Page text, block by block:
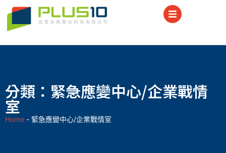
分類：緊急應變中心/企業戰情
室
Home - 緊急應變中心/企業戰情室